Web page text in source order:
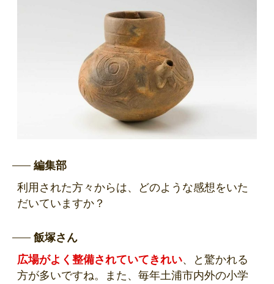
編集部
利用された方々からは、どのような感想をいた
だいていますか？
飯塚さん
広場がよく整備されていてきれい、と驚かれる
方が多いですね。また、毎年土浦市内外の小学